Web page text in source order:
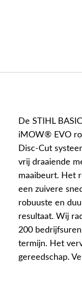
De STIHL
iMOW® EVO
Disc-Cut
vrij draaiende
maaibeurt. Het
een zuivere
robuuste en
resultaat. Wij
200
termijn. Het
gereedschap.